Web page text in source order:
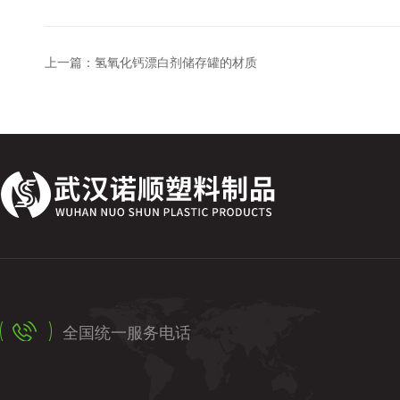
上一篇： 氢氧化钙漂白剂储存罐的材质
全国统一服务电话